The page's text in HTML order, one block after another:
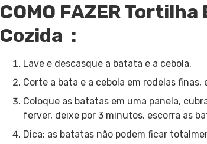
COMO FAZER
Cozida :
Lave e descasque a batata e a cebola.
Corte a bata e a cebola em rodelas
Coloque as batatas em uma panela,
ferver, deixe por 3 minutos, escorra as
Dica: as batatas não podem ficar